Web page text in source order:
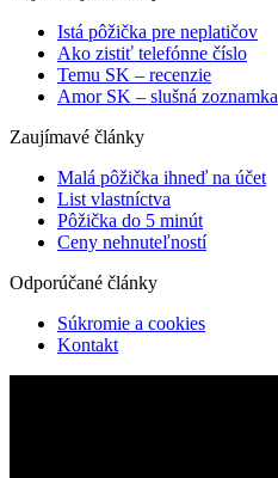
Istá pôžička pre neplatičov
Ako zistiť telefónne číslo
Temu SK – recenzie
Amor SK – slušná zoznamka
Zaujímavé články
Malá pôžička ihneď na účet
List vlastníctva
Pôžička do 5 minút
Ceny nehnuteľností
Odporúčané články
Súkromie a cookies
Kontakt